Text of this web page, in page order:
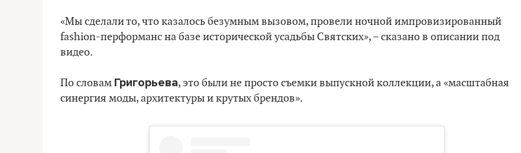
«Мы сделали то, что казалось безумным вызовом, провели ночной импровизированный
fashion-перформанс на базе исторической усадьбы Святских», – сказано в описании под
видео.
По словам Григорьева, это были не просто съемки выпускной коллекции, а «масштабная
синергия моды, архитектуры и крутых брендов».